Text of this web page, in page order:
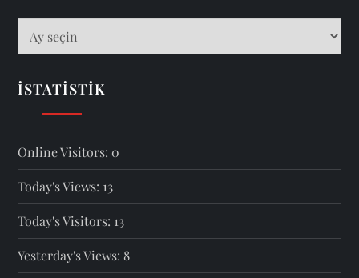
İSTATISTIK
Online Visitors: 0
Today's Views: 13
Today's Visitors: 13
Yesterday's Views:8